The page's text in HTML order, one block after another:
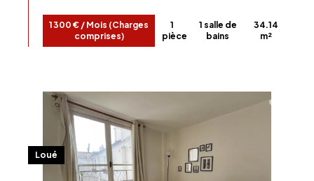
1 300 € / Mois (Charges
comprises)
1
pièce
1 salle de
bains
34.14
m²
Loué